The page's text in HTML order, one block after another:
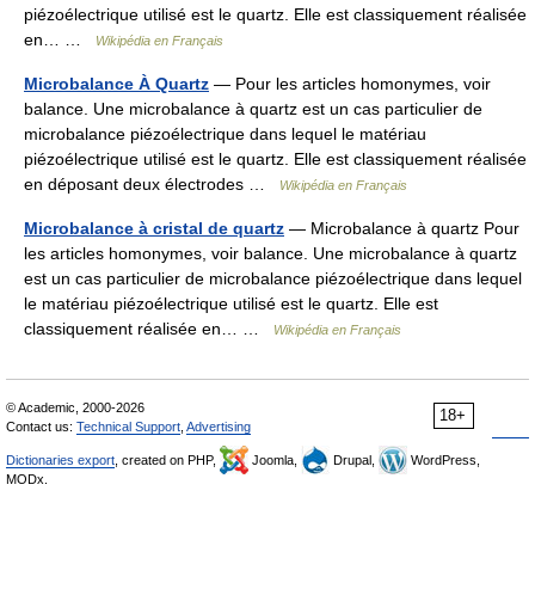
piézoélectrique utilisé est le quartz. Elle est classiquement réalisée
en… …
Wikipédia en Français
Microbalance À Quartz — Pour les articles homonymes, voir
balance. Une microbalance à quartz est un cas particulier de
microbalance piézoélectrique dans lequel le matériau
piézoélectrique utilisé est le quartz. Elle est classiquement réalisée
en déposant deux électrodes …
Wikipédia en Français
Microbalance à cristal de quartz — Microbalance à quartz Pour
les articles homonymes, voir balance. Une microbalance à quartz
est un cas particulier de microbalance piézoélectrique dans lequel
le matériau piézoélectrique utilisé est le quartz. Elle est
classiquement réalisée en… …
Wikipédia en Français
18+
© Academic, 2000-2026
Contact us: Technical Support Advertising
Dictionaries export , created on PHP, Joomla, Drupal,
WordPress,
MODx.